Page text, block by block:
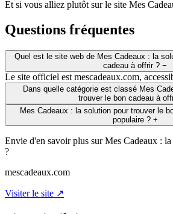
Et si vous alliez plutôt sur le site Mes
Questions fréquentes
Quel est le site web de Mes Cadeaux : la
cadeau à offrir ? −
Le site officiel est mescadeaux.com,
Dans quelle catégorie est classé Mes
trouver le bon cadeau à
Mes Cadeaux : la solution pour trouver le
populaire ? +
Envie d'en savoir plus sur Mes Cadeaux :
?
mescadeaux.com
Visiter le site ↗